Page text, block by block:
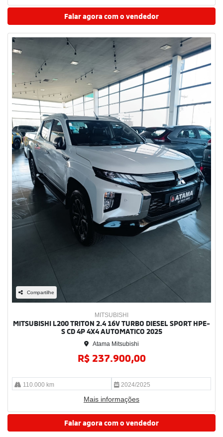
Falar agora com o vendedor
Compartilhe
MITSUBISHI
MITSUBISHI L200 TRITON 2.4 16V TURBO DIESEL SPORT HPE-
S CD 4P 4X4 AUTOMATICO 2025
Atama Mitsubishi
R$ 237.900,00
110.000 km 2024/2025
Mais informações
Falar agora com o vendedor